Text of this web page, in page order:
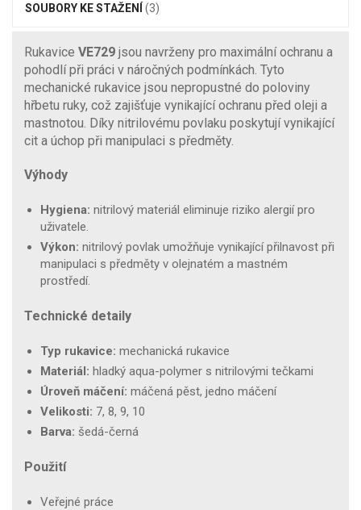
SOUBORY KE STAŽENÍ (3)
Rukavice VE729 jsou navrženy pro maximální ochranu a
pohodlí při práci v náročných podmínkách. Tyto
mechanické rukavice jsou nepropustné do poloviny
hřbetu ruky, což zajišťuje vynikající ochranu před oleji a
mastnotou. Díky nitrilovému povlaku poskytují vynikající
cit a úchop při manipulaci s předměty.
Výhody
Hygiena: nitrilový materiál eliminuje riziko alergií pro
uživatele.
Výkon: nitrilový povlak umožňuje vynikající přilnavost při
manipulaci s předměty v olejnatém a mastném
prostředí.
Technické detaily
Typ rukavice: mechanická rukavice
Materiál: hladký aqua-polymer s nitrilovými tečkami
Úroveň máčení: máčená pěst, jedno máčení
Velikosti: 7, 8, 9, 10
Barva: šedá-černá
Použití
Veřejné práce